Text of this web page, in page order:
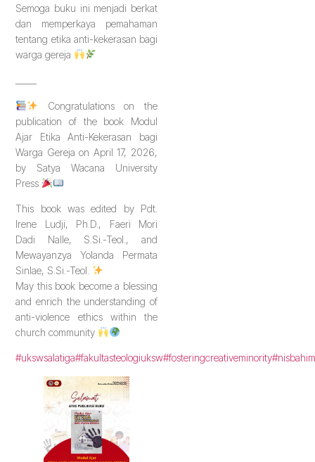
Semoga buku ini menjadi berkat
dan memperkaya pemahaman
tentang etika anti-kekerasan bagi
warga gereja
Congratulations on the
publication of the book Modul
Ajar Etika Anti-Kekerasan bagi
Warga Gereja on April 17, 2026,
by Satya Wacana University
Press
This book was edited by Pdt.
Irene Ludji, Ph.D., Faeri Mori
Dadi Nalle, S.Si.-Teol., and
Mewayanzya Yolanda Permata
Sinlae, S.Si.-Teol.
May this book become a blessing
and enrich the understanding of
anti-violence ethics within the
church community
#ukswsalatiga#fakultasteologiuksw#fosteringcreativeminority